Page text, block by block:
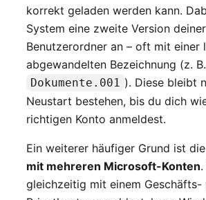
korrekt geladen werden kann.
System eine zweite Version deiner
Benutzerordner an – oft mit einer
abgewandelten Bezeichnung (z. B.
Dokumente.001 ). Diese bleibt
Neustart bestehen, bis du dich
richtigen Konto anmeldest.
Ein weiterer häufiger Grund ist die
mit mehreren Microsoft-Konten
gleichzeitig mit einem Geschäfts-